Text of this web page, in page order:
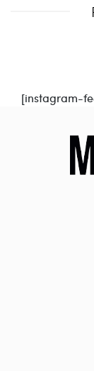
[instagram-